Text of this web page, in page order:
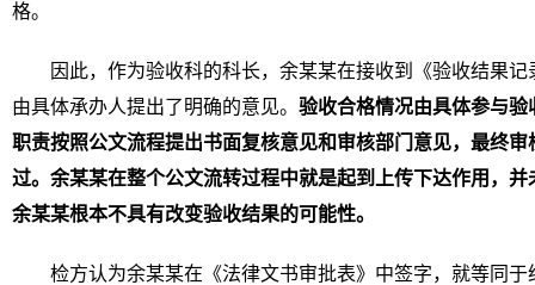
格。
因此，作为验收科的科长，余某某在接收到《验收结果
由具体承办人提出了明确的意见。 验收合格情况由具体参与
职责按照公文流程提出书面复核意见和审核部门意见，最终
过。余某某在整个公文流转过程中就是起到上传下达作用，
余某某根本不具有改变验收结果的可能性。
检方认为余某某在《法律文书审批表》中签字，就等同